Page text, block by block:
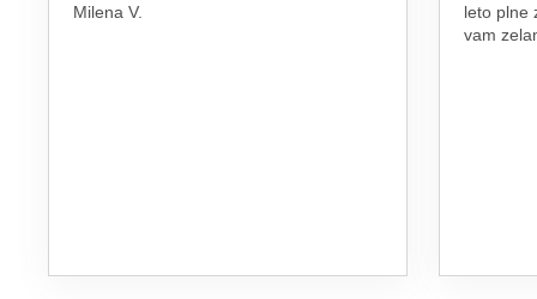
Milena V.
leto plne
vam